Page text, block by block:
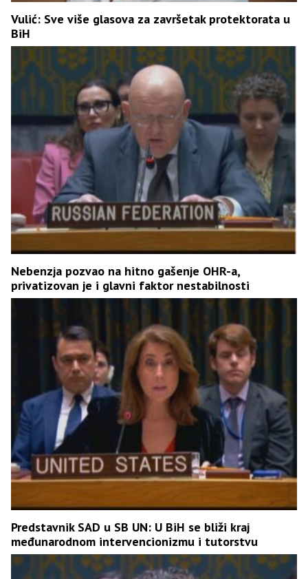
Vulić: Sve više glasova za završetak protektorata u
BiH
Nebenzja pozvao na hitno gašenje OHR-a,
privatizovan je i glavni faktor nestabilnosti
Predstavnik SAD u SB UN: U BiH se bliži kraj
međunarodnom intervencionizmu i tutorstvu